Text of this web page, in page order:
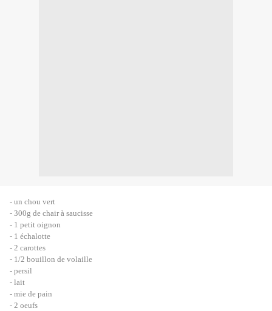
- un chou vert
- 300g de chair à saucisse
- 1 petit oignon
- 1 échalotte
- 2 carottes
- 1/2 bouillon de volaille
- persil
- lait
- mie de pain
- 2 oeufs